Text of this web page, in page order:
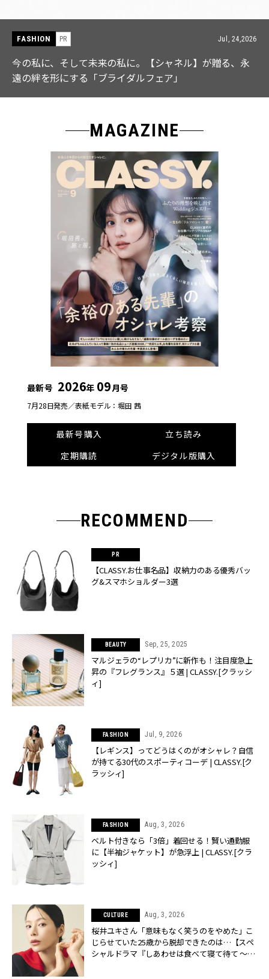
FASHION PR Jul, 15,2026
【ICB】人気インフルエンサーと共同制作! 週5で着たく
なる「名品ブラウス」２選
MAGAZINE
最新号 2026年 09月号
7月28日発売／表紙モデル：堀田 茜
最新号購入
立ち読み
定期購読
デジタル版購入
RECOMMEND
【CLASSY.お仕事名品】収納力のある優秀バッ
グ&スマホショルダー3選
BEAUTY Sep, 25, 2025
マルジェラの“レプリカ”に新作も！注目度急上
昇の『フレグランス』５選 | CLASSY.[クラッシ
ィ]
FASHION Jul, 9, 2026
【レギンス】ってどうはくのがオシャレ？自信
が持てる30代のスポーティコーデ | CLASSY.[ク
ラッシィ]
FASHION Aug, 3, 2026
ベルト付きなら「3倍」着回せる！賢い通勤服
に【半袖ジャケット】が急浮上 | CLASSY.[クラ
ッシィ]
CULTURE Aug, 3, 2026
桜井ユキさん「意味もなく笑うのをやめた」こ
じらせていた25歳から脱却できたのは…【スペ
シャルドラマ『しあわせは食べて寝て待て ～早